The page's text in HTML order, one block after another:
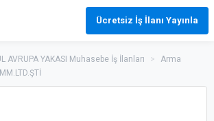
Ücretsiz İş İlanı Yayınla
AVRUPA YAKASI Muhasebe İş İlanları >
Arma